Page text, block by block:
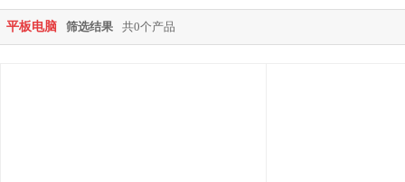
平板电脑 筛选结果 共0个产品